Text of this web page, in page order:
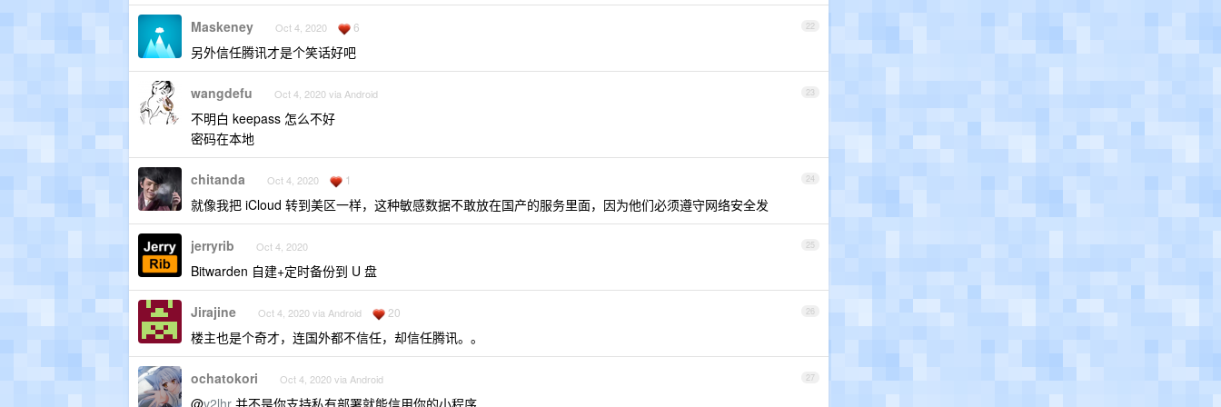
22
Maskeney Oct 4, 2020 6
另外信任腾讯才是个笑话好吧
23
wangdefu Oct 4, 2020 via Android
不明白 keepass 怎么不好
密码在本地
24
chitanda Oct 4, 2020 1
就像我把 iCloud 转到美区一样，这种敏感数据不敢放在国产的服务里面，因为他们必须遵守网络安全发
25
jerryrib Oct 4, 2020
Bitwarden 自建+定时备份到 U 盘
26
Jirajine Oct 4, 2020 via Android 20
楼主也是个奇才，连国外都不信任，却信任腾讯。。
27
ochatokori Oct 4, 2020 via Android
@v2lhr 并不是你支持私有部署就能信用你的小程序